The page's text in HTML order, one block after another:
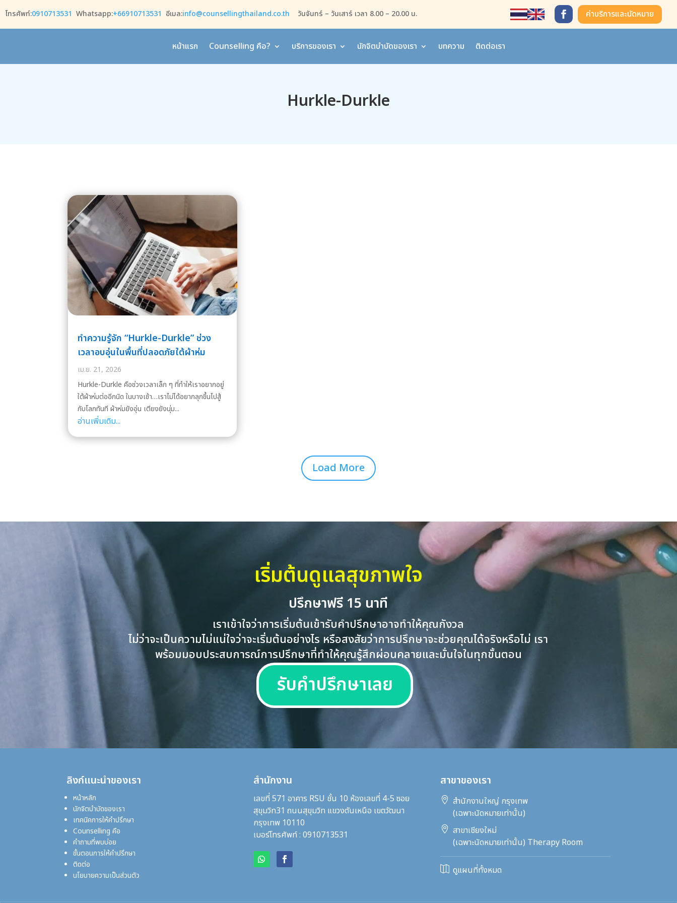
โทรศัพท์:0910713531 Whatsapp:+66910713531 อีเมล:info@counsellingthailand.co.th วันจันทร์ – วันเสาร์ เวลา 8.00 – 20.00 น. ค่าบริการและนัดหมาย
หน้าแรก Counselling คือ? บริการของเรา นักจิตบำบัดของเรา บทความ ติดต่อเรา
Hurkle-Durkle
ทำความรู้จัก “Hurkle-Durkle” ช่วง
เวลาอบอุ่นในพื้นที่ปลอดภัยใต้ผ้าห่ม
เม.ย. 21, 2026
Hurkle-Durkle คือช่วงเวลาเล็ก ๆ ที่ทำให้เราอยากอยู่
ใต้ผ้าห่มต่ออีกนิด ในบางเช้า…เราไม่ได้อยากลุกขึ้นไปสู้
กับโลกทันที ผ้าห่มยังอุ่น เตียงยังนุ่ม...
อ่านเพิ่มเติม...
Load More
เริ่มต้นดูแลสุขภาพใจ
ปรึกษาฟรี 15 นาที
เราเข้าใจว่าการเริ่มต้นเข้ารับคำปรึกษาอาจทำให้คุณกังวล
ไม่ว่าจะเป็นความไม่แน่ใจว่าจะเริ่มต้นอย่างไร หรือสงสัยว่าการปรึกษาจะช่วยคุณได้จริงหรือไม่ เรา
พร้อมมอบประสบการณ์การปรึกษาที่ทำให้คุณรู้สึกผ่อนคลายและมั่นใจในทุกขั้นตอน
รับคำปรึกษาเลย
ลิงก์แนะนำของเรา
หน้าหลัก
นักจิตบำบัดของเรา
เทคนิคการให้คำปรึกษา
Counselling คือ
คำถามที่พบบ่อย
ขั้นตอนการให้คำปรึกษา
ติดต่อ
นโยบายความเป็นส่วนตัว
สำนักงาน
เลขที่ 571 อาคาร RSU ชั้น 10 ห้องเลขที่ 4-5 ซอย
สุขุมวิท31 ถนนสุขุมวิท แขวงตันเหนือ เขตวัฒนา
กรุงเทพ 10110
เบอร์โทรศัพท์ : 0910713531
สาขาของเรา
 สำนักงานใหญ่ กรุงเทพ
(เฉพาะนัดหมายเท่านั้น)
 สาขาเชียงใหม่
(เฉพาะนัดหมายเท่านั้น) Therapy Room
 ดูแผนที่ทั้งหมด